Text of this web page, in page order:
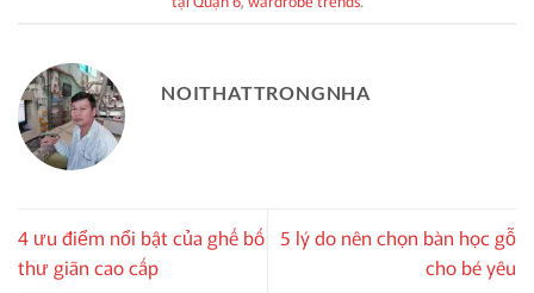
NOITHATTRONGNHA
4 ưu điểm nổi bật của ghế bố
thư giãn cao cấp
5 lý do nên chọn bàn học gỗ
cho bé yêu